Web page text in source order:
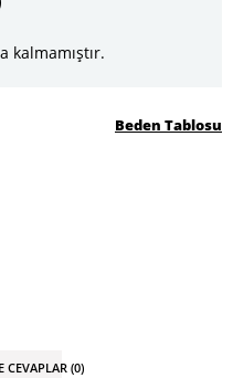
kalmamıştır.
Beden Tablosu
CEVAPLAR (0)